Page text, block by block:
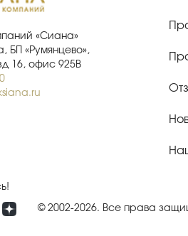
«Сиана»
БП «Румянцево»,
16, офис 925В
© 2002-2026. Все права